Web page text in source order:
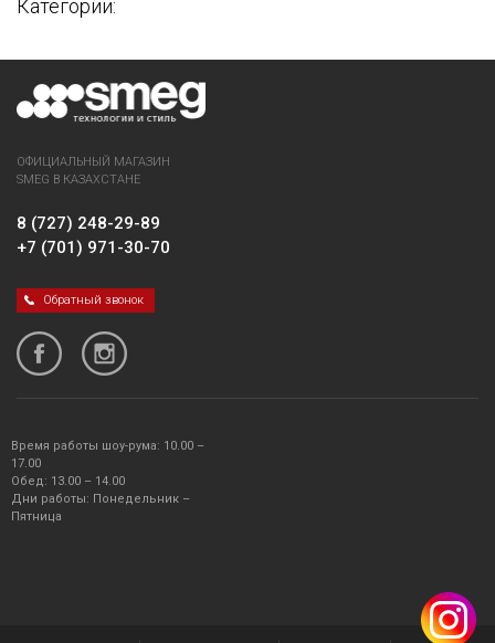
Категории:
ОФИЦИАЛЬНЫЙ МАГАЗИН
SMEG В КАЗАХСТАНЕ
8 (727) 248-29-89
+7 (701) 971-30-70
Обратный звонок
Время работы шоу-рума: 10.00 –
17.00
Обед: 13.00 – 14.00
Дни работы: Понедельник –
Пятница